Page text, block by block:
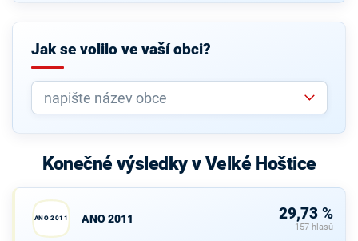
Jak se volilo ve vaší obci?
Konečné výsledky v Velké Hoštice
ANO 2011 ANO 2011 29,73 %
157 hlasů